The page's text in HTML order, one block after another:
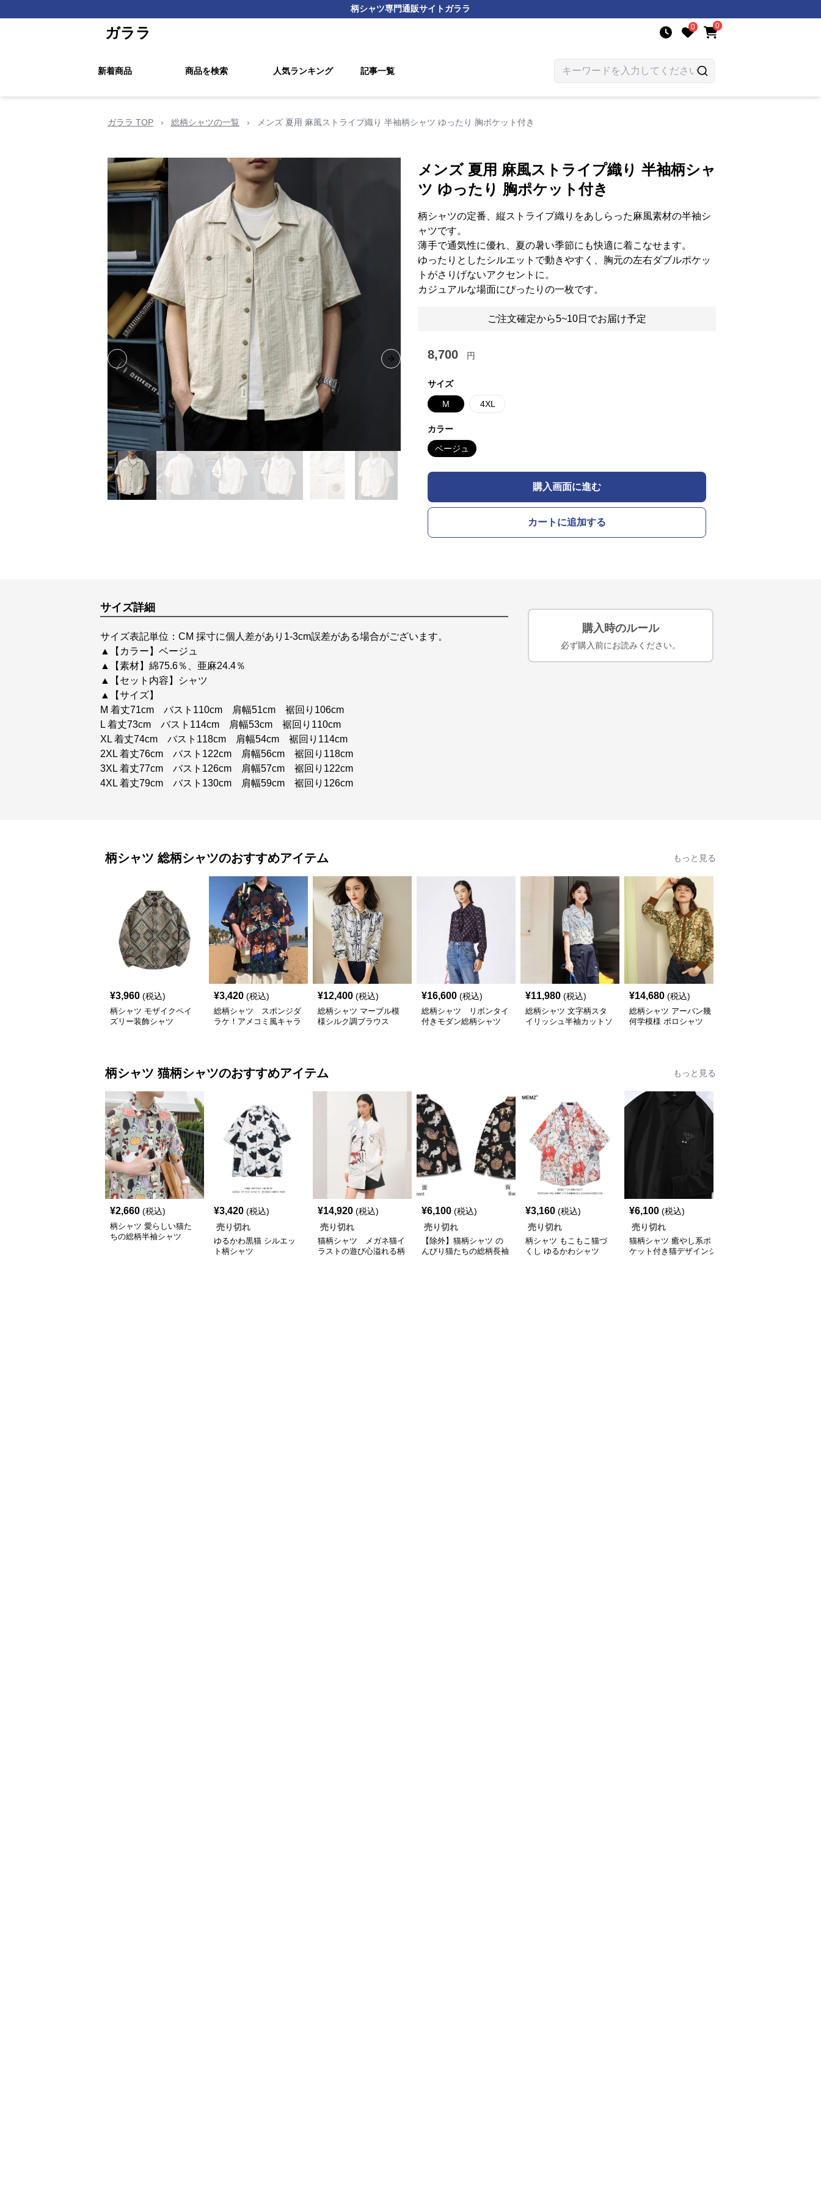
柄シャツ専門通販サイトガララ
ガララ 0 0
新着商品 商品を検索 人気ランキング 記事一覧
ガララ TOP › 総柄シャツの一覧 › メンズ 夏用 麻風ストライプ織り 半袖柄シャツ ゆったり 胸ポケット付き
Previous slide Next slide
メンズ 夏用 麻風ストライプ織り 半袖柄シャ
ツ ゆったり 胸ポケット付き
柄シャツの定番、縦ストライプ織りをあしらった麻風素材の半袖シ
ャツです。
薄手で通気性に優れ、夏の暑い季節にも快適に着こなせます。
ゆったりとしたシルエットで動きやすく、胸元の左右ダブルポケッ
トがさりげないアクセントに。
カジュアルな場面にぴったりの一枚です。
ご注文確定から5~10日でお届け予定
8,700 円
サイズ
M 4XL
カラー
ベージュ
購入画面に進む
カートに追加する
サイズ詳細
サイズ表記単位：CM 採寸に個人差があり1-3cm誤差がある場合がございます。
▲【カラー】ベージュ
▲【素材】綿75.6％、亜麻24.4％
▲【セット内容】シャツ
▲【サイズ】
M 着丈71cm バスト110cm 肩幅51cm 裾回り106cm
L 着丈73cm バスト114cm 肩幅53cm 裾回り110cm
XL 着丈74cm バスト118cm 肩幅54cm 裾回り114cm
2XL 着丈76cm バスト122cm 肩幅56cm 裾回り118cm
3XL 着丈77cm バスト126cm 肩幅57cm 裾回り122cm
4XL 着丈79cm バスト130cm 肩幅59cm 裾回り126cm
購入時のルール
必ず購入前にお読みください。
柄シャツ 総柄シャツのおすすめアイテム もっと見る
¥3,960 (税込)
柄シャツ モザイクペイ
ズリー装飾シャツ
¥3,420 (税込)
総柄シャツ スポンジダ
ラケ！アメコミ風キャラ
¥12,400 (税込)
総柄シャツ マーブル模
様シルク調ブラウス
¥16,600 (税込)
総柄シャツ リボンタイ
付きモダン総柄シャツ
¥11,980 (税込)
総柄シャツ 文字柄スタ
イリッシュ半袖カットソ
¥14,680 (税込)
総柄シャツ アーバン幾
何学模様 ポロシャツ
柄シャツ 猫柄シャツのおすすめアイテム もっと見る
¥2,660 (税込)
柄シャツ 愛らしい猫た
ちの総柄半袖シャツ
¥3,420 (税込)
売り切れ
ゆるかわ黒猫 シルエッ
ト柄シャツ
¥14,920 (税込)
売り切れ
猫柄シャツ メガネ猫イ
ラストの遊び心溢れる柄
¥6,100 (税込)
売り切れ
【除外】猫柄シャツ の
んびり猫たちの総柄長袖
¥3,160 (税込)
売り切れ
柄シャツ もこもこ猫づ
くし ゆるかわシャツ
¥6,100 (税込)
売り切れ
猫柄シャツ 癒やし系ポ
ケット付き猫デザインシ